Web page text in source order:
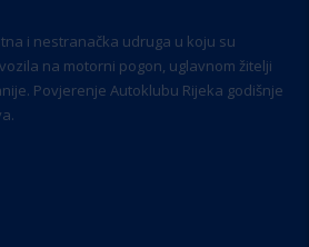
i nestranačka udruga u koju su
na motorni pogon, uglavnom žitelji
Povjerenje Autoklubu Rijeka godišnje